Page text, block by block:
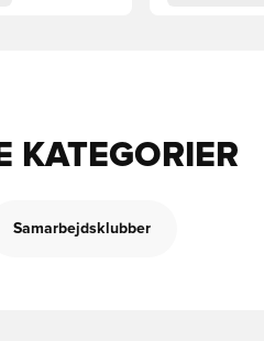
KATEGORIER
Samarbejdsklubber